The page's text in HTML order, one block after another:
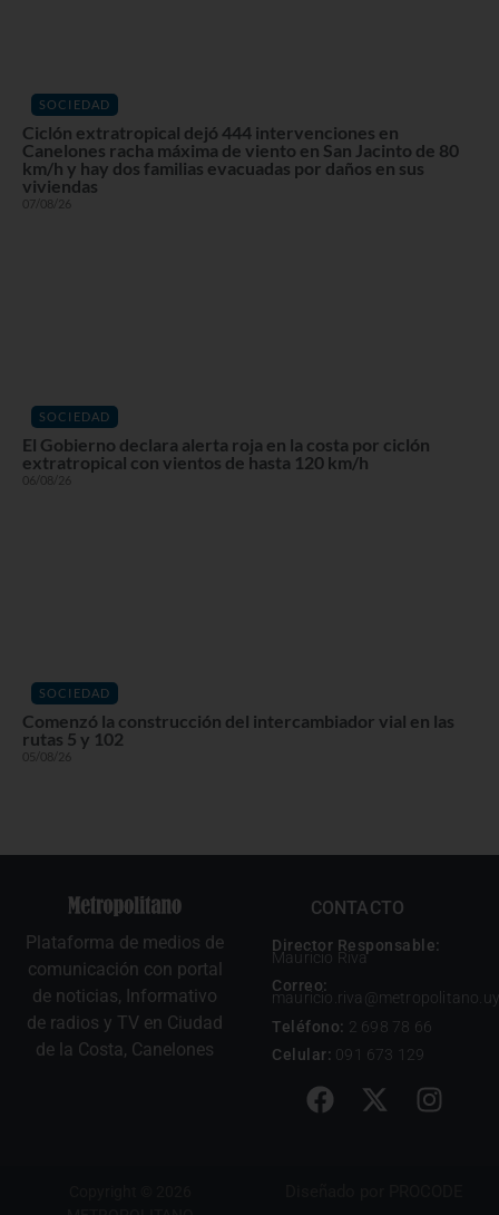
SOCIEDAD
Ciclón extratropical dejó 444 intervenciones en
Canelones racha máxima de viento en San Jacinto de 80
km/h y hay dos familias evacuadas por daños en sus
viviendas
07/08/26
SOCIEDAD
El Gobierno declara alerta roja en la costa por ciclón
extratropical con vientos de hasta 120 km/h
06/08/26
SOCIEDAD
Comenzó la construcción del intercambiador vial en las
rutas 5 y 102
05/08/26
Plataforma de medios de
comunicación con portal
de noticias, Informativo
de radios y TV en Ciudad
de la Costa, Canelones
CONTACTO
Director Responsable:
Mauricio Riva
Correo:
mauricio.riva@metropolitano.uy
Teléfono: 2 698 78 66
Celular: 091 673 129